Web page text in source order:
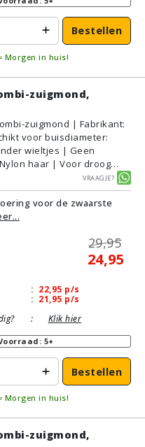
Bestellen
Morgen in huis!
zuigmond,
zuigmond | Fabrikant:
voor buisdiameter:
wieltjes | Geen
haar | Voor droog
27cm | Zonder verlichting |
| Zwart | Wessel·Werk |
Plavuizen/Tegels,
Vinyl,
Vraagje?
voor de zwaarste
29,95
24,95
: 22,95 p/s
: 21,95 p/s
: Klik hier
5+
Bestellen
Morgen in huis!
zuigmond,